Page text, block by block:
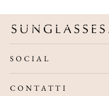
SOCIAL
CONTATTI